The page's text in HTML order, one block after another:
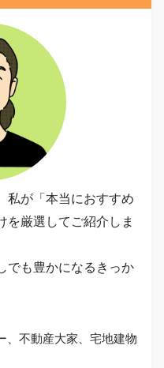
私が「本当におすすめ
を厳選してご紹介しま
でも豊かになるきっか
、不動産大家、宅地建物